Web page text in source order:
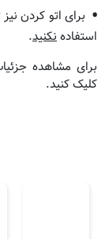
برای اتو کردن
استفادهنکنید.
برای مشاهده
کلیک کنید.